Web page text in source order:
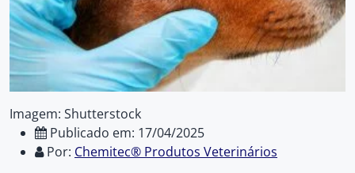
Imagem: Shutterstock
Publicado em: 17/04/2025
Por: Chemitec® Produtos Veterinários